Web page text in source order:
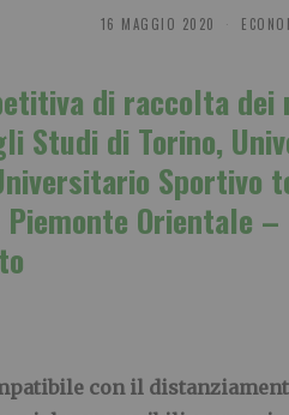
16 MAGGIO 2020
di raccolta
Studi di Torino,
Sportivo
Orientale
con il